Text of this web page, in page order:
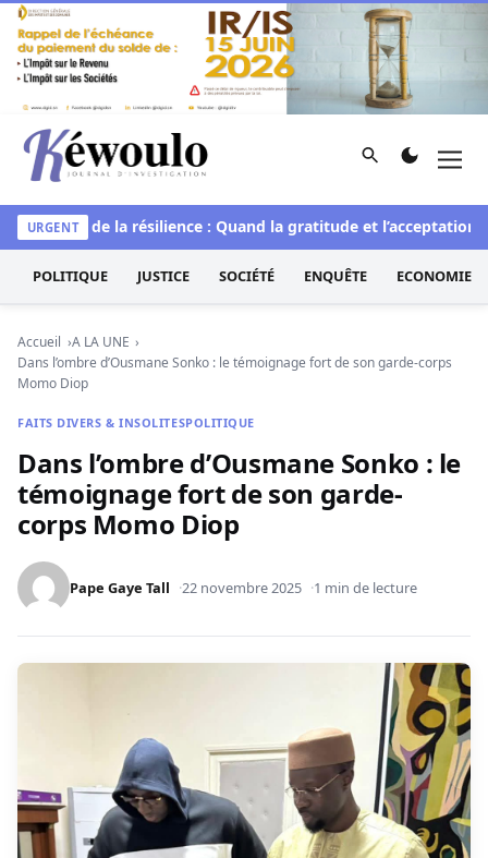
Aller au contenu
Kéwoulo, le premier site d'information et d'investigation
Rechercher
URGENT
L’art de la résilience : Quand la gratitude et l’acceptation
POLITIQUE JUSTICE SOCIÉTÉ ENQUÊTE ECONOMIE
Accueil
A LA UNE
Dans l’ombre d’Ousmane Sonko : le témoignage fort de son garde-corps
Momo Diop
FAITS DIVERS & INSOLITESPOLITIQUE
Dans l’ombre d’Ousmane Sonko : le
témoignage fort de son garde-
corps Momo Diop
Pape Gaye Tall 22 novembre 2025 1 min de lecture